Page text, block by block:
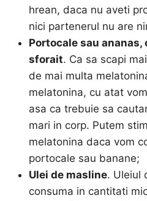
hrean, daca nu aveti
nici partenerul nu are
Portocale sau
sforait. Ca sa scapi
de mai multa
melatonina, cu atat
asa ca trebuie sa
mari in corp. Putem
melatonina daca vom
portocale sau banane;
Ulei de masline. Uleiul
consuma in cantitati